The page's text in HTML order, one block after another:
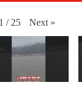
1 / 25 Next »